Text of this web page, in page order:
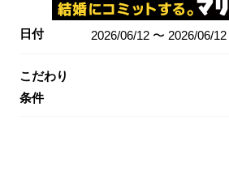
日付 2026/06/12 〜 2026/06/12
こだわり
条件